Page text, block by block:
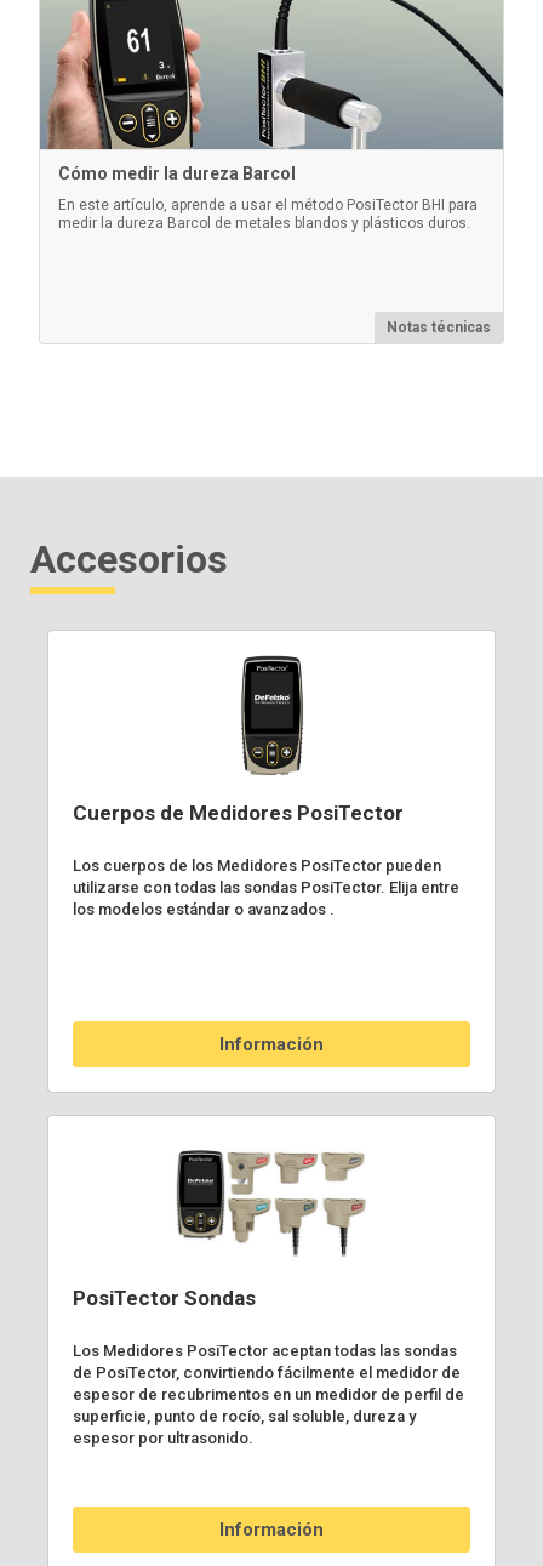
Cómo medir la dureza Barcol
En este artículo, aprende a usar el método PosiTector BHI para
medir la dureza Barcol de metales blandos y plásticos duros.
Notas técnicas
Accesorios
Cuerpos de Medidores PosiTector
Los cuerpos de los Medidores PosiTector pueden
utilizarse con todas las sondas PosiTector. Elija entre
los modelos estándar o avanzados .
Información
PosiTector Sondas
Los Medidores PosiTector aceptan todas las sondas
de PosiTector, convirtiendo fácilmente el medidor de
espesor de recubrimentos en un medidor de perfil de
superficie, punto de rocío, sal soluble, dureza y
espesor por ultrasonido.
Información